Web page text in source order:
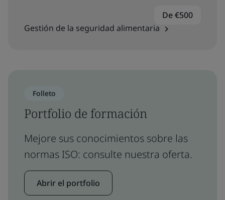
Gestión de la seguridad alimentaria
De €500
Folleto
Portfolio de formación
Mejore sus conocimientos sobre las
normas ISO: consulte nuestra oferta.
Abrir el portfolio